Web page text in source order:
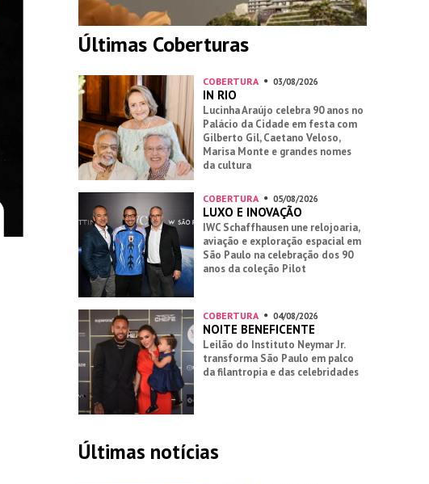
Últimas Coberturas
COBERTURA 03/08/2026
IN RIO
Lucinha Araújo celebra 90 anos no
Palácio da Cidade em festa com
Gilberto Gil, Caetano Veloso,
Marisa Monte e grandes nomes
da cultura
COBERTURA 05/08/2026
LUXO E INOVAÇÃO
IWC Schaffhausen une relojoaria,
aviação e exploração espacial em
São Paulo na celebração dos 90
anos da coleção Pilot
COBERTURA 04/08/2026
NOITE BENEFICENTE
Leilão do Instituto Neymar Jr.
transforma São Paulo em palco
da filantropia e das celebridades
Últimas notícias